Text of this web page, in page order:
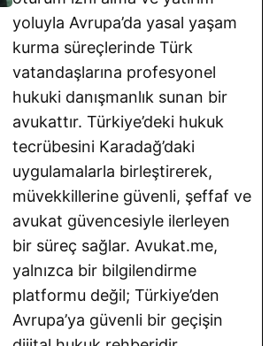
yoluyla Avrupa’da yasal yaşam
kurma süreçlerinde Türk
vatandaşlarına profesyonel
hukuki danışmanlık sunan bir
avukattır. Türkiye’deki hukuk
tecrübesini Karadağ’daki
uygulamalarla birleştirerek,
müvekkillerine güvenli, şeffaf ve
avukat güvencesiyle ilerleyen
bir süreç sağlar. Avukat.me,
yalnızca bir bilgilendirme
platformu değil; Türkiye’den
Avrupa’ya güvenli bir geçişin